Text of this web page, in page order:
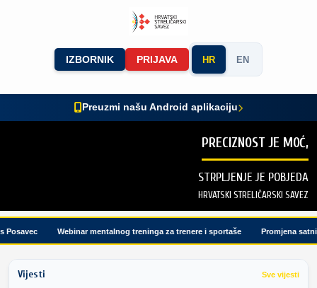
IZBORNIK PRIJAVA HR EN
Preuzmi našu Android aplikaciju
PRECIZNOST JE MOĆ,
STRPLJENJE JE POBJEDA
HRVATSKI STRELIČARSKI SAVEZ
Webinar mentalnog treninga za trenere i sportaše Promjena
Vijesti Sve vijesti